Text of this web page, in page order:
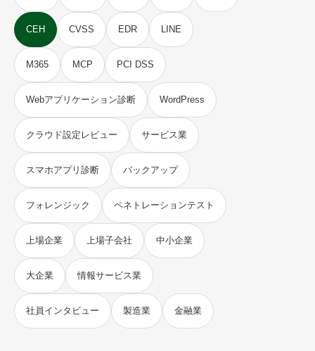
CEH CVSS EDR LINE
M365 MCP PCI DSS
Webアプリケーション診断 WordPress
クラウド設定レビュー サービス業
スマホアプリ診断 バックアップ
フォレンジック ペネトレーションテスト
上場企業 上場子会社 中小企業
大企業 情報サービス業
社員インタビュー 製造業 金融業